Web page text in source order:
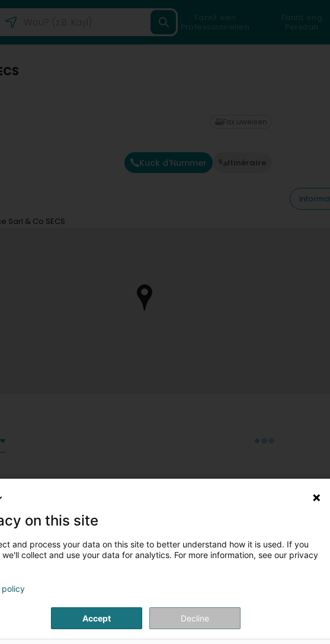
Fannt een
Professionnellen
Fannt eng
Persoun
Kuck d'Nummer Itinéraire
Fax uweisen
Sarl & Co SECS
Kontakt Persounen
on this site
and process your data on this site to better understand how it is used. If you
collect and use your data for analytics. For more information, see our privacy
policy
Accept Decline